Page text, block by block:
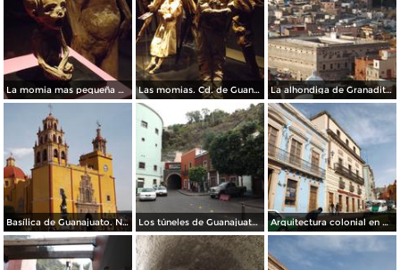
La momia mas pequeña del mundo. Guanajuato. Noviembre72012 Las momias. Cd. de Guanajuato. Noviembre/2012 La alhondiga de Granaditas. Guanajuato. Noviembre/2012
Basílica de Guanajuato. Noviembre/2012 Los túneles de Guanajuato. Noviembre/2012 Arquitectura colonial en Guanajuato. Noviembre/2012